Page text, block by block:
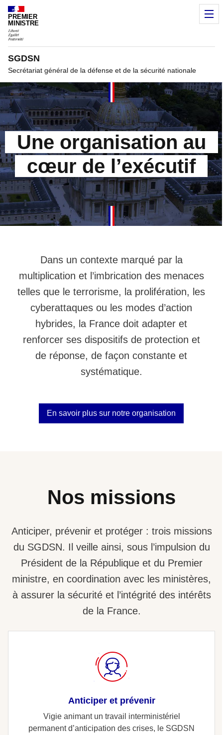
Panneau de gestion des cookies
PREMIER
MINISTRE
SGDSN
Secrétariat général de la défense et de la sécurité nationale
Une organisation au
cœur de l’exécutif
Dans un contexte marqué par la
multiplication et l’imbrication des menaces
telles que le terrorisme, la prolifération, les
cyberattaques ou les modes d’action
hybrides, la France doit adapter et
renforcer ses dispositifs de protection et
de réponse, de façon constante et
systématique.
En savoir plus sur notre organisation
Nos missions
Anticiper, prévenir et protéger : trois missions
du SGDSN. Il veille ainsi, sous l’impulsion du
Président de la République et du Premier
ministre, en coordination avec les ministères,
à assurer la sécurité et l’intégrité des intérêts
de la France.
Anticiper et prévenir
Vigie animant un travail interministériel
permanent d’anticipation des crises, le SGDSN